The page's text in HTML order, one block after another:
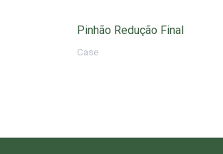
Pinhão Redução Final
Case